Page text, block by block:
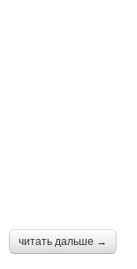
читать дальше →